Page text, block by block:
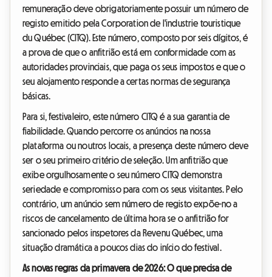
remuneração deve obrigatoriamente possuir um número de
registo emitido pela Corporation de l'industrie touristique
du Québec (CITQ). Este número, composto por seis dígitos, é
a prova de que o anfitrião está em conformidade com as
autoridades provinciais, que paga os seus impostos e que o
seu alojamento responde a certas normas de segurança
básicas.
Para si, festivaleiro, este número CITQ é a sua garantia de
fiabilidade. Quando percorre os anúncios na nossa
plataforma ou noutros locais, a presença deste número deve
ser o seu primeiro critério de seleção. Um anfitrião que
exibe orgulhosamente o seu número CITQ demonstra
seriedade e compromisso para com os seus visitantes. Pelo
contrário, um anúncio sem número de registo expõe-no a
riscos de cancelamento de última hora se o anfitrião for
sancionado pelos inspetores da Revenu Québec, uma
situação dramática a poucos dias do início do festival.
As novas regras da primavera de 2026: O que precisa de